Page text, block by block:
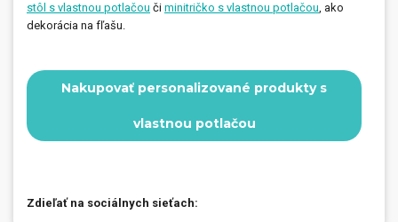
stôl s vlastnou potlačou či minitričko s vlastnou potlačou, ako
dekorácia na fľašu.
Nakupovať personalizované produkty s
vlastnou potlačou
Zdieľať na sociálnych sieťach: